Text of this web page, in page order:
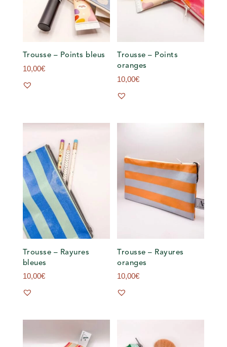
Trousse – Points bleus
10,00€
Trousse – Points
oranges
10,00€
Trousse – Rayures
bleues
10,00€
Trousse – Rayures
oranges
10,00€